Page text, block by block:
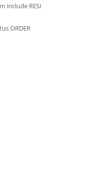
include RESI
ORDER